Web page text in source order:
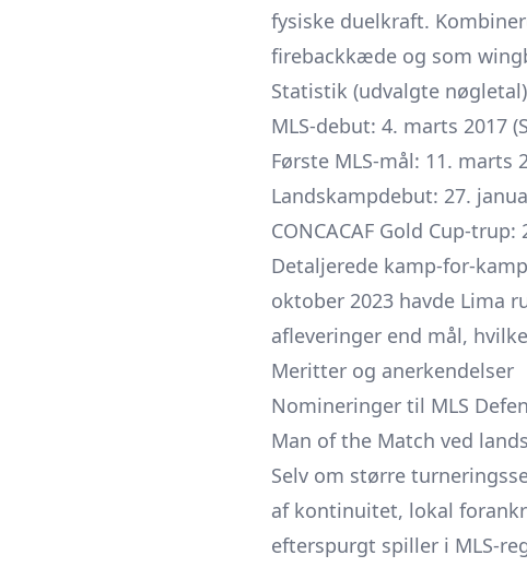
fysiske duelkraft.
firebackkæde og som
Statistik (udvalgte nøgletal)
MLS-debut: 4. marts 2017
Første MLS-mål: 11. marts
Landskampdebut: 27.
CONCACAF Gold Cup-trup:
Detaljerede kamp-for-
oktober 2023 havde Lima
afleveringer end mål,
Meritter og anerkendelser
Nomineringer til MLS
Man of the Match ved
Selv om større
af kontinuitet, lokal
efterspurgt spiller i MLS-